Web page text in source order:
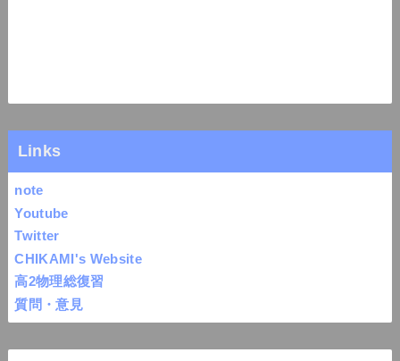
Links
note
Youtube
Twitter
CHIKAMI's Website
高2物理総復習
質問・意見